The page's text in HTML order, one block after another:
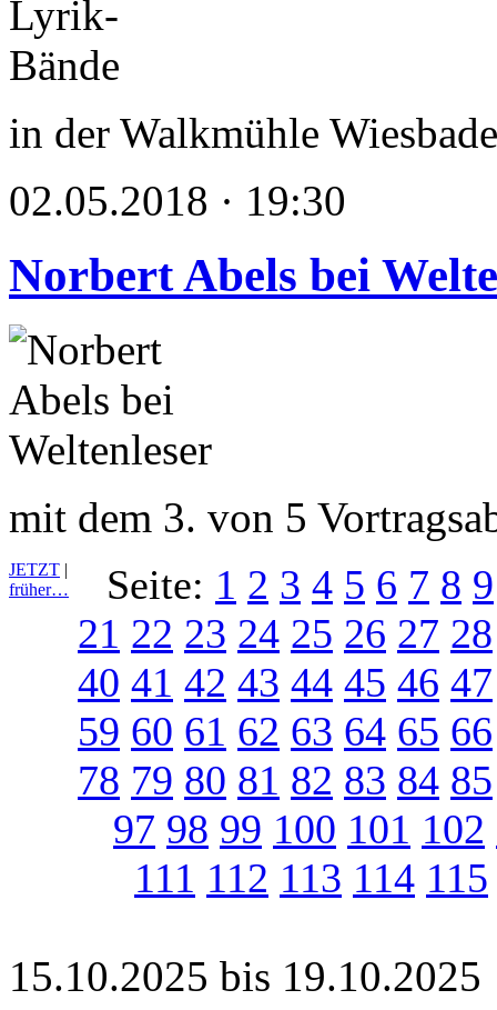
in der Walkmühle
02.05.2018 · 19:30
Norbert Abels bei
mit dem 3. von 5
JETZT |
früher…
Seite: 1 2 3 4 5 6 7 8 9
21 22 23 24 25 26 27 28
40 41 42 43 44 45 46 47
59 60 61 62 63 64 65 66
78 79 80 81 82 83 84 85
97 98 99 100 101 102
111 112 113 114 115
15.10.2025 bis 19.10.2025